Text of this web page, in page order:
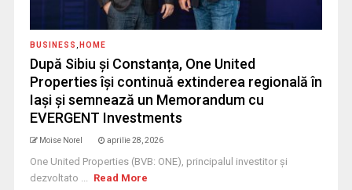
BUSINESS HOME
După Sibiu și Constanța, One United
Properties își continuă extinderea regională în
Iași și semnează un Memorandum cu
EVERGENT Investments
Moise Norel aprilie 28, 2026
One United Properties (BVB: ONE), principalul investitor și
dezvoltato ... Read More